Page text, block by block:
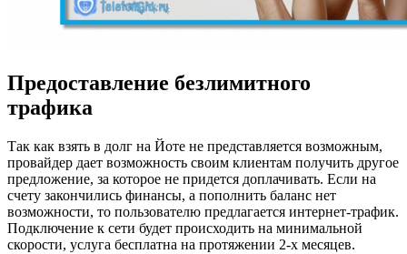
Предоставление безлимитного
трафика
Так как взять в долг на Йоте не представляется возможным,
провайдер дает возможность своим клиентам получить другое
предложение, за которое не придется доплачивать. Если на
счету закончились финансы, а пополнить баланс нет
возможности, то пользователю предлагается интернет-трафик.
Подключение к сети будет происходить на минимальной
скорости, услуга бесплатна на протяжении 2-х месяцев.